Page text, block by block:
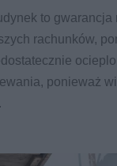
to gwarancja
rachunków,
ponieważ